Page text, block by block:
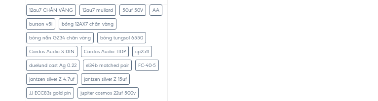
12au7 CHÂN VÀNG 12au7 mullard 50uf 50V AA
burson v5i bóng 12AX7 chân vàng
bóng nắn GZ34 chân vàng bóng tungsol 6550
Cardas Audio S-DIN Cardas Audio TIDP cp2511
duelund cast Ag 0.22 el34b matched pair FC-40-5
jantzen silver Z 4.7uf jantzen silver Z 15uf
JJ ECC83s gold pin jupiter cosmos 22uf 500v